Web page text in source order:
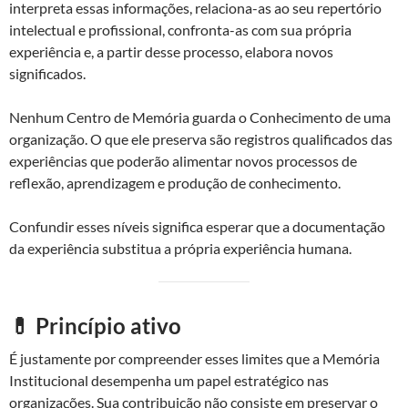
interpreta essas informações, relaciona-as ao seu repertório
intelectual e profissional, confronta-as com sua própria
experiência e, a partir desse processo, elabora novos
significados.
Nenhum Centro de Memória guarda o Conhecimento de uma
organização. O que ele preserva são registros qualificados das
experiências que poderão alimentar novos processos de
reflexão, aprendizagem e produção de conhecimento.
Confundir esses níveis significa esperar que a documentação
da experiência substitua a própria experiência humana.
💊 Princípio ativo
É justamente por compreender esses limites que a Memória
Institucional desempenha um papel estratégico nas
organizações. Sua contribuição não consiste em preservar o